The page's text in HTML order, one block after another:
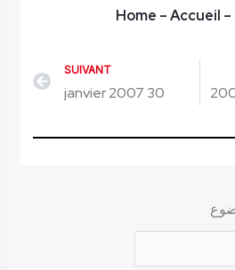
Home – Accueil –
SUIVANT
30 janvier 2007